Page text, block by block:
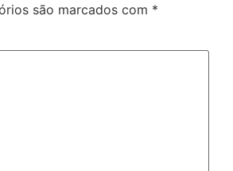
são marcados com *